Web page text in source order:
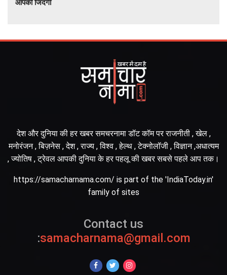
आपकी जिंदगी
देश और दुनिया की हर खबर समचरनामा डॉट कॉम पर राजनीती , खेल ,
मनोरंजन , बिज़नेस , देश , राज्य , विश्व , हेल्थ , टेक्नोलॉजी , विज्ञान ,अधात्यम
, ज्योतिष , ट्रेवल आपकी दुनिया के हर पहलू की खबर सबसे पहले आप तक।
https://samacharnama.com/ is part of the 'IndiaToday.in'
family of sites
Contact us
:samacharnama@gmail.com